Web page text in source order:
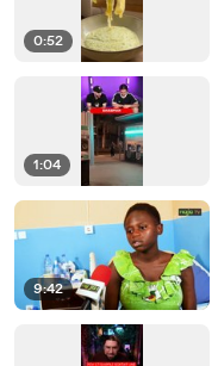
0:52
1:04
9:42